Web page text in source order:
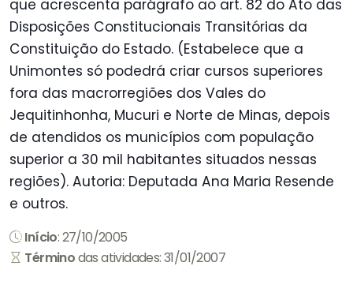
que acrescenta parágrafo ao art. 82 do Ato das
Disposições Constitucionais Transitórias da
Constituição do Estado. (Estabelece que a
Unimontes só podedrá criar cursos superiores
fora das macrorregiões dos Vales do
Jequitinhonha, Mucuri e Norte de Minas, depois
de atendidos os municípios com população
superior a 30 mil habitantes situados nessas
regiões). Autoria: Deputada Ana Maria Resende
e outros.
Início: 27/10/2005
Términodas atividades: 31/01/2007